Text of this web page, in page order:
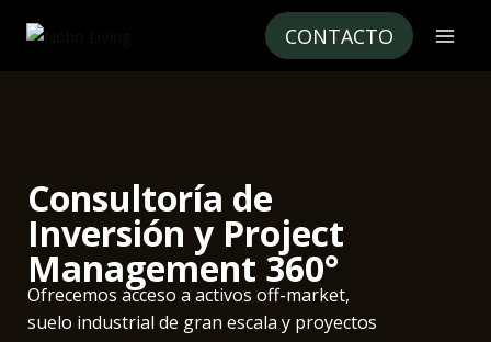
CONTACTO
Consultoría de
Inversión y Project
Management 360°
Ofrecemos acceso a activos off-market,
suelo industrial de gran escala y proyectos